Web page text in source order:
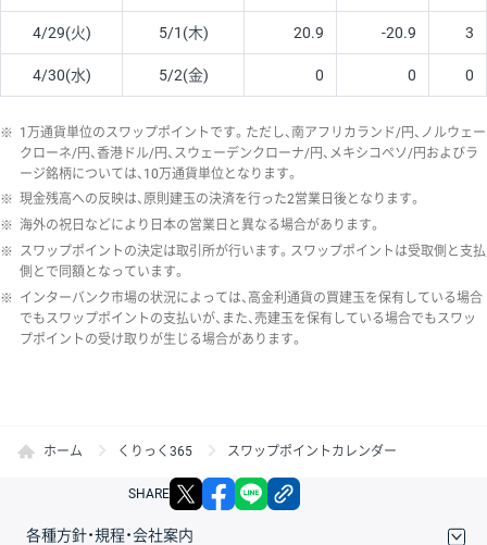
4/29(火) 5/1(木) 20.9 -20.9 3
4/30(水) 5/2(金) 0 0 0
※ 1万通貨単位のスワップポイントです。ただし、南アフリカランド/円、ノルウェー
クローネ/円、香港ドル/円、スウェーデンクローナ/円、メキシコペソ/円およびラ
ージ銘柄については、10万通貨単位となります。
※ 現金残高への反映は、原則建玉の決済を行った2営業日後となります。
※ 海外の祝日などにより日本の営業日と異なる場合があります。
※ スワップポイントの決定は取引所が行います。スワップポイントは受取側と支払
側とで同額となっています。
※ インターバンク市場の状況によっては、高金利通貨の買建玉を保有している場合
でもスワップポイントの支払いが、また、売建玉を保有している場合でもスワッ
プポイントの受け取りが生じる場合があります。
ホーム くりっく365 スワップポイントカレンダー
SHARE X facebook
各種方針・規程・会社案内